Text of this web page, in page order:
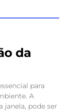
da
para
A
janela, pode ser